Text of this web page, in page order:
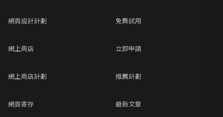
網頁設計計劃
網上商店
網上商店計劃
網頁寄存
免費試用
立即申請
推薦計劃
最新文章